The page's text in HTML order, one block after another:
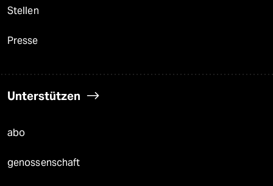
Stellen
Presse
Unterstützen
abo
genossenschaft